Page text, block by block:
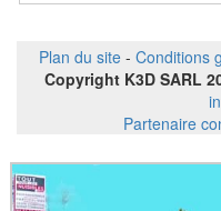
Plan du site - Conditions
Copyright K3D SARL
Partenaire